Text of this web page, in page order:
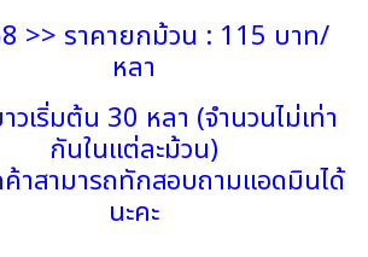
>> ราคายกม้วน : 115 บาท/
หลา
วเริ่มต้น 30 หลา (จำนวนไม่เท่า
กันในแต่ละม้วน)
าสามารถทักสอบถามแอดมินได้
นะคะ